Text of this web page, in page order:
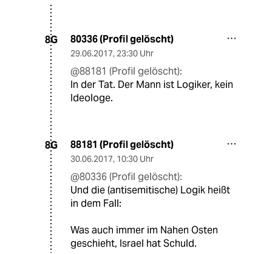
8G 80336 (Profil gelöscht)
29.06.2017, 23:30 Uhr
@88181 (Profil gelöscht):
In der Tat. Der Mann ist Logiker, kein
Ideologe.
8G 88181 (Profil gelöscht)
30.06.2017, 10:30 Uhr
@80336 (Profil gelöscht):
Und die (antisemitische) Logik heißt
in dem Fall:
Was auch immer im Nahen Osten
geschieht, Israel hat Schuld.